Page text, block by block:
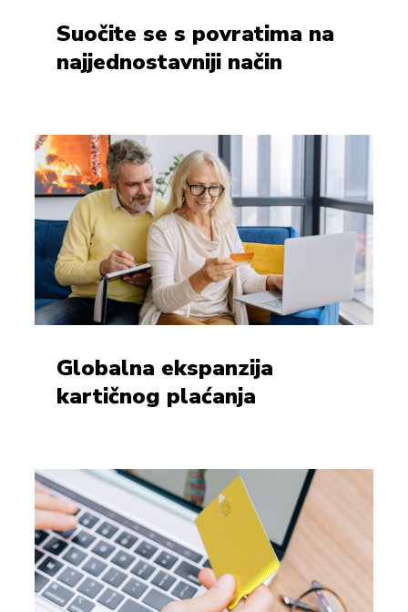
Suočite se s povratima na
najjednostavniji način
Globalna ekspanzija
kartičnog plaćanja